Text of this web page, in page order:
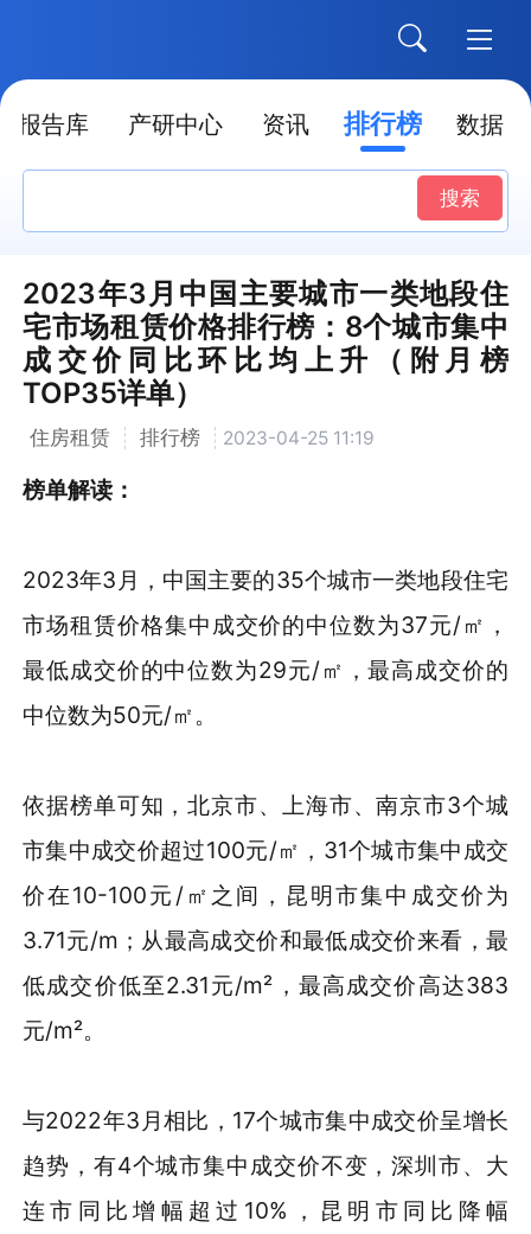
报告库 产研中心 资讯 排行榜 数据
搜索
2023年3月中国主要城市一类地段住
宅市场租赁价格排行榜：8个城市集中
成交价同比环比均上升（附月榜
TOP35详单）
住房租赁 排行榜 2023-04-25 11:19
榜单解读：
2023年3月，中国主要的35个城市一类地段住宅
市场租赁价格集中成交价的中位数为37元/㎡，
最低成交价的中位数为29元/㎡，最高成交价的
中位数为50元/㎡。
依据榜单可知，北京市、上海市、南京市3个城
市集中成交价超过100元/㎡，31个城市集中成交
价在10-100元/㎡之间，昆明市集中成交价为
3.71元/m；从最高成交价和最低成交价来看，最
低成交价低至2.31元/m²，最高成交价高达383
元/m²。
与2022年3月相比，17个城市集中成交价呈增长
趋势，有4个城市集中成交价不变，深圳市、大
连市同比增幅超过10%，昆明市同比降幅